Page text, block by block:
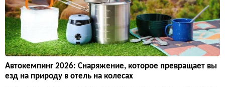
Автокемпинг 2026: Снаряжение, которое превращает вы
езд на природу в отель на колесах